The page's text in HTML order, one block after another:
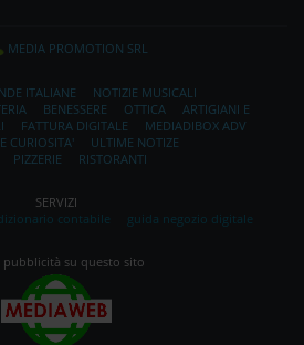
MEDIA PROMOTION SRL
ITALIANE
NOTIZIE MUSICALI
BENESSERE OTTICA
ARTIGIANI E
FATTURA DIGITALE
MEDIADIBOX ADV
CURIOSITA'
ULTIME NOTIZE
PIZZERIE RISTORANTI
SERVIZI
contabile guida negozio digitale
pubblicità su questo sito